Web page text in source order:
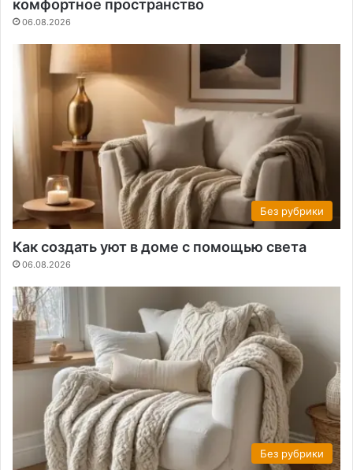
комфортное пространство
06.08.2026
Без рубрики
Как создать уют в доме с помощью света
06.08.2026
Без рубрики